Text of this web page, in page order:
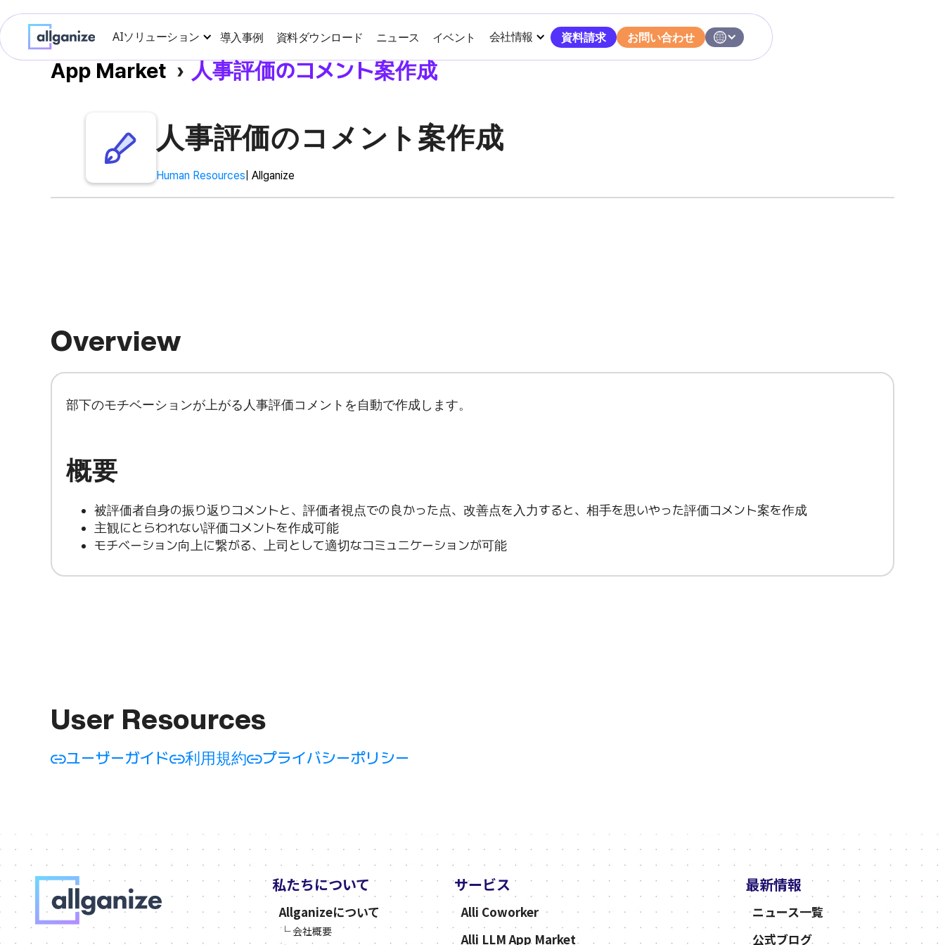
AIソリューション 導入事例 資料ダウンロード ニュース イベント 会社情報 資料請求 お問い合わせ
App Market › 人事評価のコメント案作成
人事評価のコメント案作成
Human Resources | Allganize
Overview
部下のモチベーションが上がる人事評価コメントを自動で作成します。
概要
被評価者自身の振り返りコメントと、評価者視点での良かった点、改善点を入力すると、相手を思いやった評価コメント案を作成
主観にとらわれない評価コメントを作成可能
モチベーション向上に繋がる、上司として適切なコミュニケーションが可能
User Resources
ユーザーガイド 利用規約 プライバシーポリシー
私たちについて
Allganizeについて
└ 会社概要
サービス
Alli Coworker
Alli LLM App Market
最新情報
ニュース一覧
公式ブログ